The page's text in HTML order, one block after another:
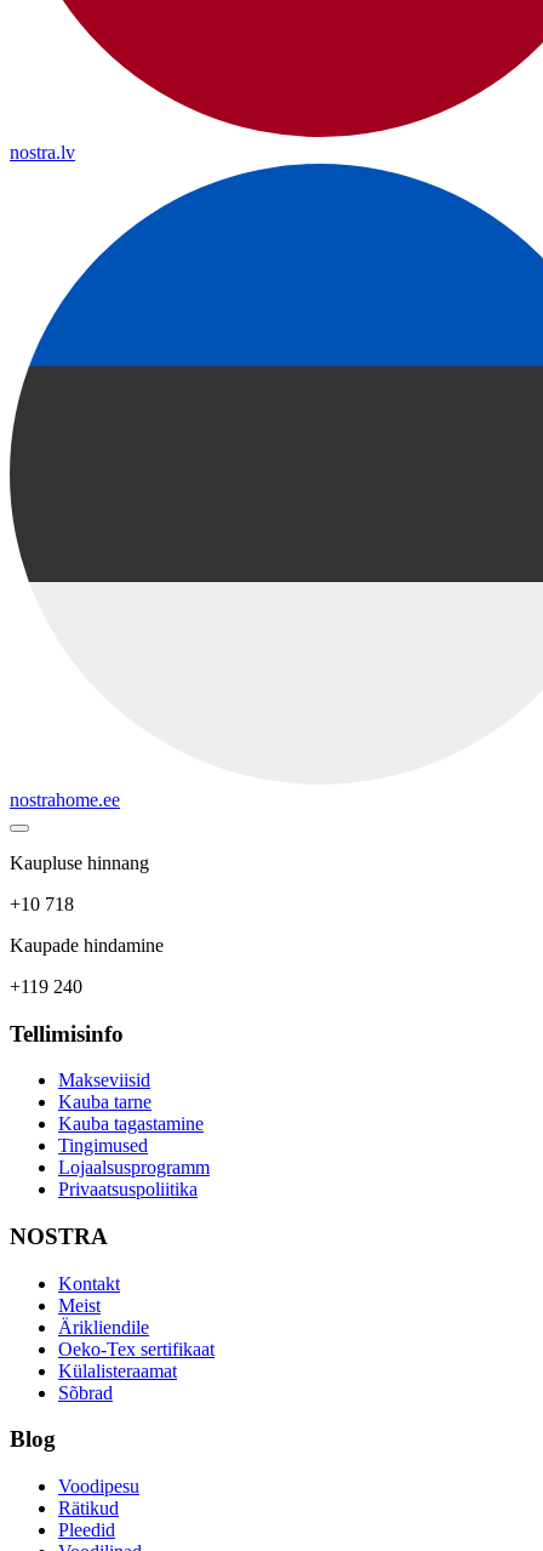
nostra.lv
nostrahome.ee
Kaupluse hinnang
+10 718
Kaupade hindamine
+119 240
Tellimisinfo
Makseviisid
Kauba tarne
Kauba tagastamine
Tingimused
Lojaalsusprogramm
Privaatsuspoliitika
NOSTRA
Kontakt
Meist
Ärikliendile
Oeko-Tex sertifikaat
Külalisteraamat
Sõbrad
Blog
Voodipesu
Rätikud
Pleedid